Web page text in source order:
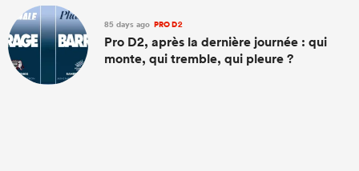
85 days ago PRO D2
Pro D2, après la dernière journée : qui
monte, qui tremble, qui pleure ?